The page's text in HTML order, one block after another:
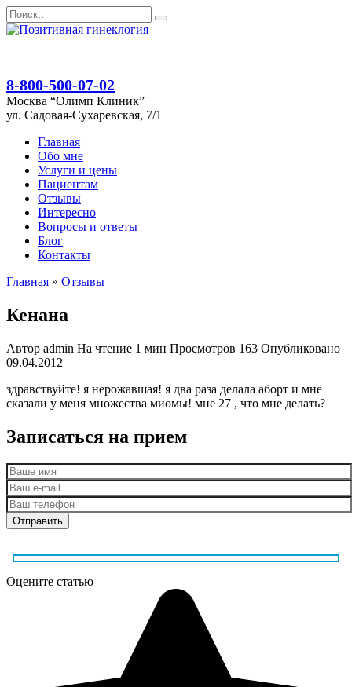
Перейти
к
Search
for:
8-800-500-07-02
Москва “Олимп Клиник”
ул. Садовая-Сухаревская, 7/1
Главная
Обо мне
Услуги и цены
Пациентам
Отзывы
Интересно
Вопросы и ответы
Блог
Контакты
Главная » Отзывы
Кенана
Автор admin На чтение 1 мин Просмотров 163 Опубликовано
09.04.2012
здравствуйте! я нерожавшая! я два раза делала аборт и мне
сказали у меня множества миомы! мне 27 , что мне делать?
Записаться на прием
Оцените статью